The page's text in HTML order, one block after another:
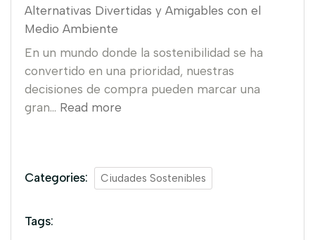
Alternativas Divertidas y Amigables con el
Medio Ambiente
En un mundo donde la sostenibilidad se ha
convertido en una prioridad, nuestras
decisiones de compra pueden marcar una
gran… Read more
Categories: Ciudades Sostenibles
Tags: